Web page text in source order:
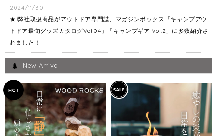
2024/11/30
★ 弊社取扱商品がアウトドア専門誌、マガジンボックス「キャンプアウ
トドア最旬グッズカタログVol,04」「キャンプギア Vol.2」に多数紹介さ
れました！
New Arrival